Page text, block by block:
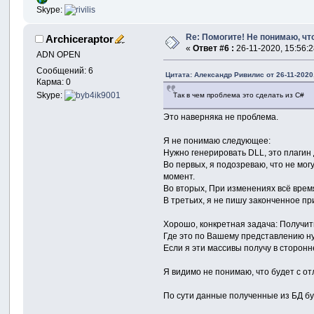
Skype:
Archiceraptor
ADN OPEN
Сообщений: 6
Карма: 0
Skype:
Re: Помогите! Не понимаю,
«Ответ #6 : 26-11-2020,
Цитата: Александр Ривилис от 26-11-
Так в чем проблема это сделать из C#
Это наверняка не проблема.
Я не понимаю следующее:
Нужно генерировать DLL, это
Во первых, я подозреваю, что не
момент.
Во вторых, При изменениях всё
В третьих, я не пишу законченное
Хорошо, конкретная задача:
Где это по Вашему представлению
Если я эти массивы получу в
Я видимо не понимаю, что будет с
По сути данные полученные из БД